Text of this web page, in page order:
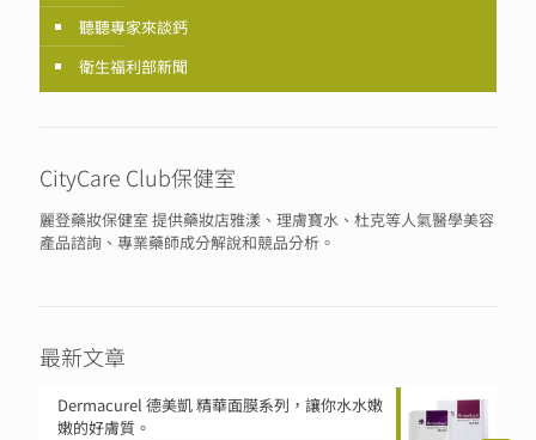
聽聽專家來談鈣
衛生福利部新聞
CityCare Club保健室
麗登藥妝保健室 提供藥妝店雅漾、理膚寶水、杜克等人氣醫學美容
產品諮詢、專業藥師成分解說和競品分析。
最新文章
Dermacurel 德美凱 精華面膜系列，讓你水水嫩
嫩的好膚質。